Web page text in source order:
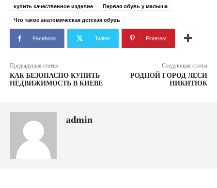
купить качественное изделие Первая обувь у малыша
Что такое анатомическая детская обувь
Facebook Twitter Pinterest
Предыдущая статья
КАК БЕЗОПАСНО КУПИТЬ
НЕДВИЖИМОСТЬ В КИЕВЕ
Следующая статья
РОДНОЙ ГОРОД ЛЕСИ
НИКИТЮК
admin